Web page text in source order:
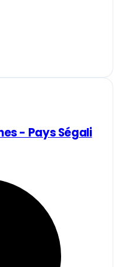
- Pays Ségali